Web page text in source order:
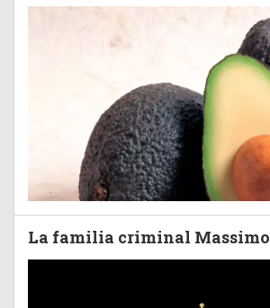
La familia criminal Massimo